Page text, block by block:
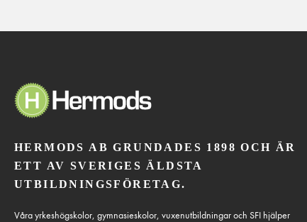
HERMODS AB GRUNDADES 1898 OCH ÄR
ETT AV SVERIGES ÄLDSTA
UTBILDNINGSFÖRETAG.
Våra yrkeshögskolor, gymnasieskolor, vuxenutbildningar och SFI hjälper